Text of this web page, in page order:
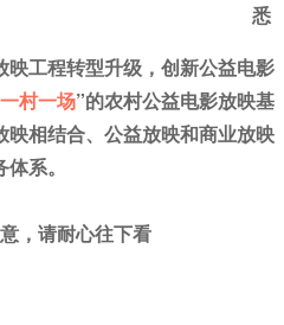
悉
工程转型升级，创新公益电影
村一场”的农村公益电影放映基
相结合、公益放映和商业放映
系。
，请耐心往下看